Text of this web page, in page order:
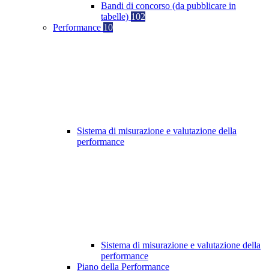
Bandi di concorso (da pubblicare in
tabelle) 102
Performance 10
Sistema di misurazione e valutazione della
performance
Sistema di misurazione e valutazione della
performance
Piano della Performance